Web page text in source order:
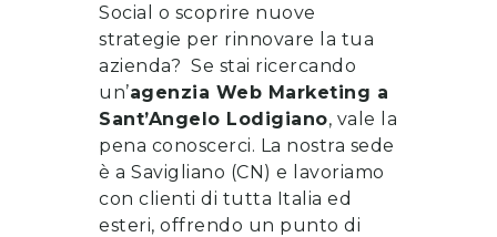
Social o scoprire nuove
strategie per rinnovare la tua
azienda? Se stai ricercando
un’agenzia Web Marketing a
Sant’Angelo Lodigiano, vale la
pena conoscerci. La nostra sede
è a Savigliano (CN) e lavoriamo
con clienti di tutta Italia ed
esteri, offrendo un punto di